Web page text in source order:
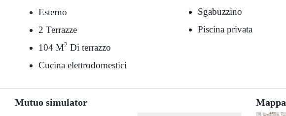
Esterno
2 Terrazze
104 M2 Di terrazzo
Cucina elettrodomestici
Sgabuzzino
Piscina privata
Mutuo simulator Mappa